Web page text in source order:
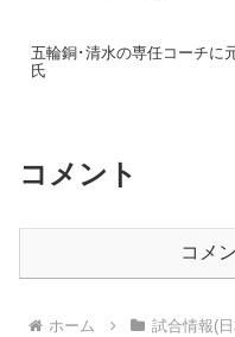
五輪銅･清水の専任コーチに
氏
コメント
コメ
ホーム 試合情報(